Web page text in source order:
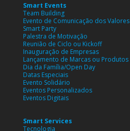
Smart Events
Team Building
Evento de Comunicação dos Valores
Smart Party
Palestra de Motivação
Reunião de Ciclo ou Kickoff
Inauguração de Empresas
Lançamento de Marcas ou Produtos
Dia da Família/Open Day
Datas Especiais
Evento Solidário
Eventos Personalizados
Eventos Digitais
Smart Services
Tecnologia